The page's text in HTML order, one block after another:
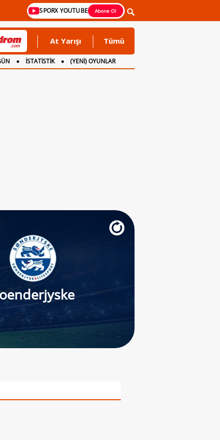
SPORX YOUTUBE Abone Ol
At Yarışı Tümü
İSTATİSTİK
(YENİ) OYUNLAR